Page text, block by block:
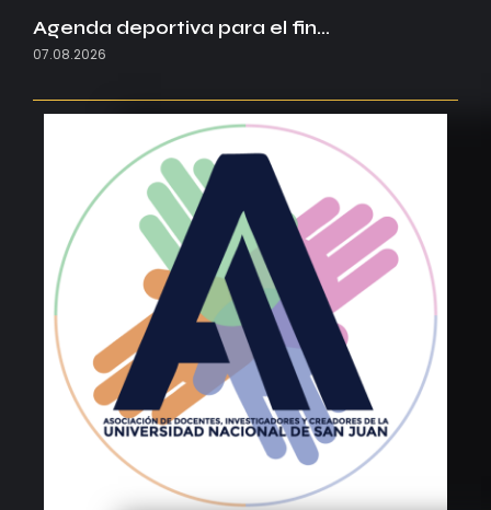
Agenda deportiva para el fin…
07.08.2026